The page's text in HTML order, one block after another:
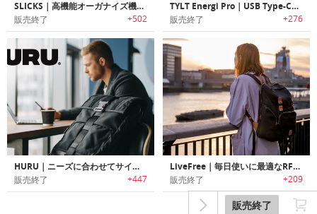
販売終了
SLICKS｜高機能オーガナイズ機能搭載3WAYトラベルバックパック「スリックス」
販売終了 +502
TYLT Energi Pro｜USB Type-C対応急速充電機能搭載バックパック「ティルトエナジープロ」
販売終了 +276
HURU｜ニーズに合わせてサイズ変更可能なタフユースバックパック「フル」
販売終了 +447
LiveFree｜毎日使いに最適なRFID保護/ワイヤレスチャージャー機能を搭載したバックパック「リブフリー」
販売終了 +209